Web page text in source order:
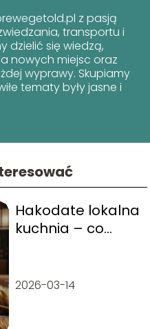
z pasją
transportu i
dzielić się wiedzą,
nowych miejsc oraz
wyprawy. Skupiamy
tematy były jasne i
Hakodate lokalna
kuchnia – co
2026-03-14